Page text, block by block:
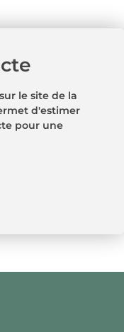
le site de la
d'estimer
pour une